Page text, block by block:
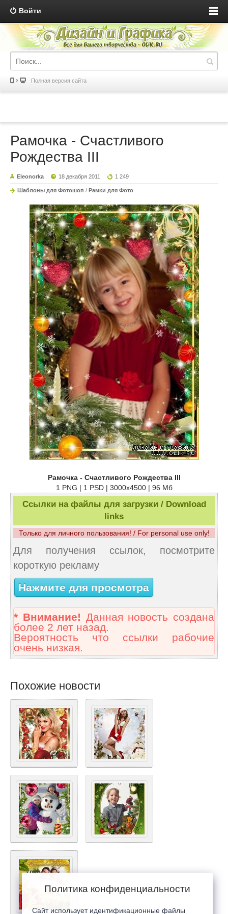
Войти
Полная версия сайта
Рамочка - Счастливого
Рождества III
Eleonorka 18 декабря 2011 1 249
Шаблоны для Фотошоп / Рамки для Фото
Рамочка - Счастливого Рождества III
1 PNG | 1 PSD | 3000x4500 | 96 Мб
Ссылки на файлы для загрузки / Download
links
Только для личного пользования! / For personal use only!
Для получения ссылок, посмотрите
короткую рекламу
Нажмите для просмотра
* Внимание! Данная новость создана
более 2 лет назад.
Вероятность что ссылки рабочие
очень низкая.
Похожие новости
Политика конфиденциальности
Сайт использует идентификационные файлы